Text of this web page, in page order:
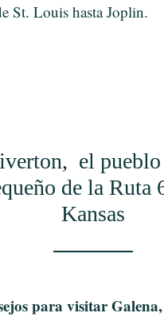
St. Louis hasta Joplin.
el pueblo
de la Ruta
Kansas
para visitar